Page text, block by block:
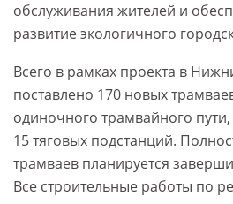
обслуживания жителей и
развитие экологичного
Всего в рамках проекта в
поставлено 170 новых
одиночного трамвайного
15 тяговых подстанций.
трамваев планируется
Все строительные работы по